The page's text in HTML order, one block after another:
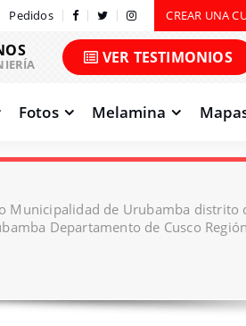
Pedidos CREAR UNA
VER TESTIMONIOS
Fotos Melamina
Municipalidad de Urubamba distrito
Departamento de Cusco